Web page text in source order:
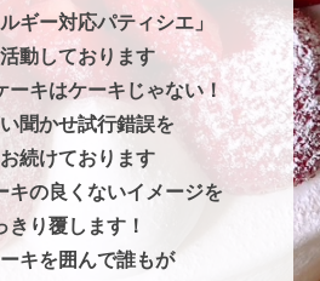
ギー対応パティシエ」
動しております
ーキはケーキじゃない！
聞かせ試行錯誤を
続けております
キの良くないイメージを
きり覆します！
キを囲んで誰もが